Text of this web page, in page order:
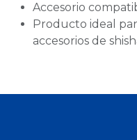
Accesorio
Producto ideal
accesorios de